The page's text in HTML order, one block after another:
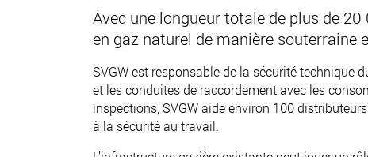
Avec une longueur totale de plus de
en gaz naturel de manière souterraine
SVGW est responsable de la sécurité technique
et les conduites de raccordement avec les
inspections, SVGW aide environ 100
à la sécurité au travail.